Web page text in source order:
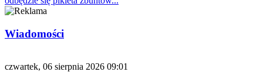
Wiadomości
czwartek, 06 sierpnia 2026 09:01